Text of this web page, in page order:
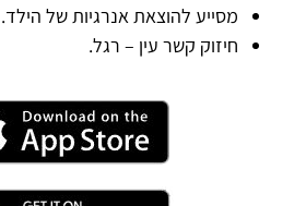
מסייע להוצאת אנרגיות של הילד.
חיזוק קשר עין – רגל.